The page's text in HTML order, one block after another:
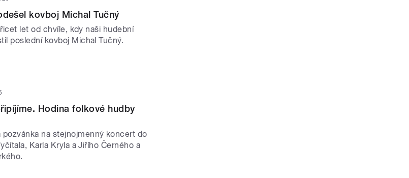
kovboj Michal Tučný
let od chvíle, kdy naši hudební
poslední kovboj Michal Tučný.
Hodina folkové hudby
pozvánka na stejnojmenný koncert do
Karla Kryla a Jiřího Černého a